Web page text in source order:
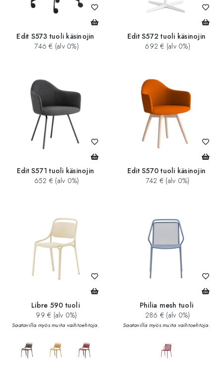
Edit S573 tuoli käsinojin
746 € (alv 0%)
Edit S572 tuoli käsinojin
692 € (alv 0%)
Edit S571 tuoli käsinojin
652 € (alv 0%)
Edit S570 tuoli käsinojin
742 € (alv 0%)
Libre 590 tuoli
99 € (alv 0%)
Saatavilla myös muita vaihtoehtoja.
Philia mesh tuoli
286 € (alv 0%)
Saatavilla myös muita vaihtoehtoja.